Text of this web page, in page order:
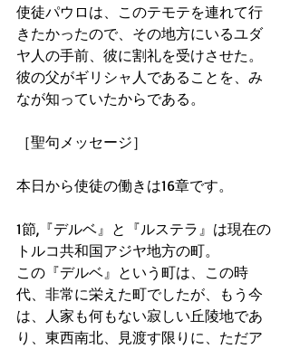
使徒パウロは、このテモテを連れて行
きたかったので、その地方にいるユダ
ヤ人の手前、彼に割礼を受けさせた。
彼の父がギリシャ人であることを、み
なが知っていたからである。
［聖句メッセージ］
本日から使徒の働きは16章です。
1節,『デルベ』と『ルステラ』は現在の
トルコ共和国アジヤ地方の町。
この『デルベ』という町は、この時
代、非常に栄えた町でしたが、もう今
は、人家も何もない寂しい丘陵地であ
り、東西南北、見渡す限りに、ただア